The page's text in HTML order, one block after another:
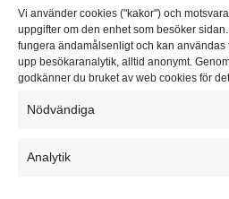
Vi använder cookies ("kakor") och
uppgifter om den enhet som besöker
fungera ändamålsenligt och kan
upp besökaranalytik, alltid anonymt.
godkänner du bruket av web cookies för
Nödvändiga
Analytik